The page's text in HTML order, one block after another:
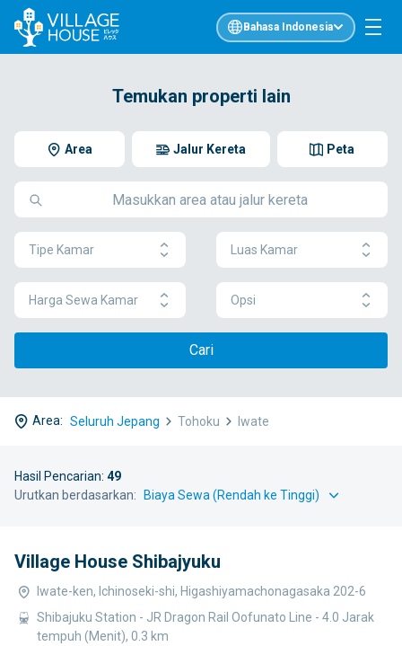
Bahasa Indonesia
Temukan properti lain
Area Peta
Jalur Kereta
Tipe Kamar Luas Kamar
Harga Sewa Kamar Opsi
Cari
Area: Seluruh Jepang Tohoku Iwate
Hasil Pencarian: 49
Urutkan berdasarkan:
Village House Shibajyuku
Iwate-ken, Ichinoseki-shi, Higashiyamachonagasaka 202-6
Shibajuku Station - JR Dragon Rail Oofunato Line - 4.0 Jarak
tempuh (Menit), 0.3 km